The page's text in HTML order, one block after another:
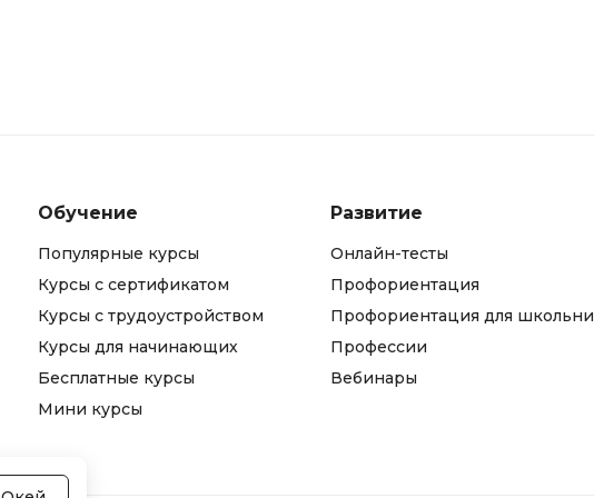
Обучение
Популярные курсы
Курсы с сертификатом
Курсы с трудоустройством
Курсы для начинающих
Бесплатные курсы
Мини курсы
Развитие
Онлайн-тесты
Профориентация
Профориентация для
Профессии
Вебинары